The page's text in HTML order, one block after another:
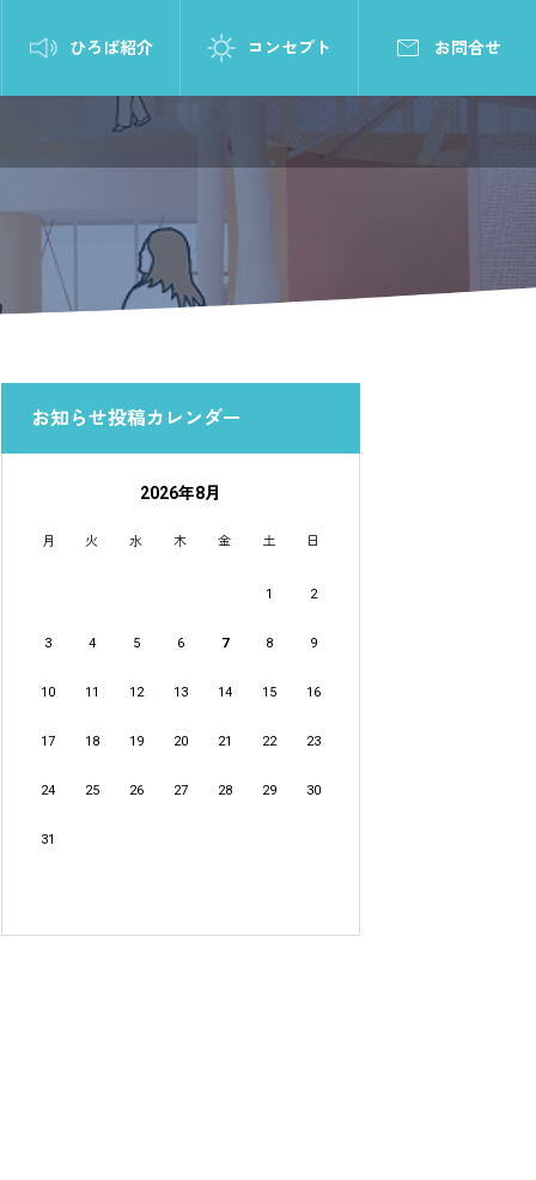
ひろば紹介 コンセプト  お問合せ
お知らせ投稿カレンダー
2026年8月
月 火 水 木 金 土 日
1 2
3 4 5 6 7 8 9
10 11 12 13 14 15 16
17 18 19 20 21 22 23
24 25 26 27 28 29 30
31